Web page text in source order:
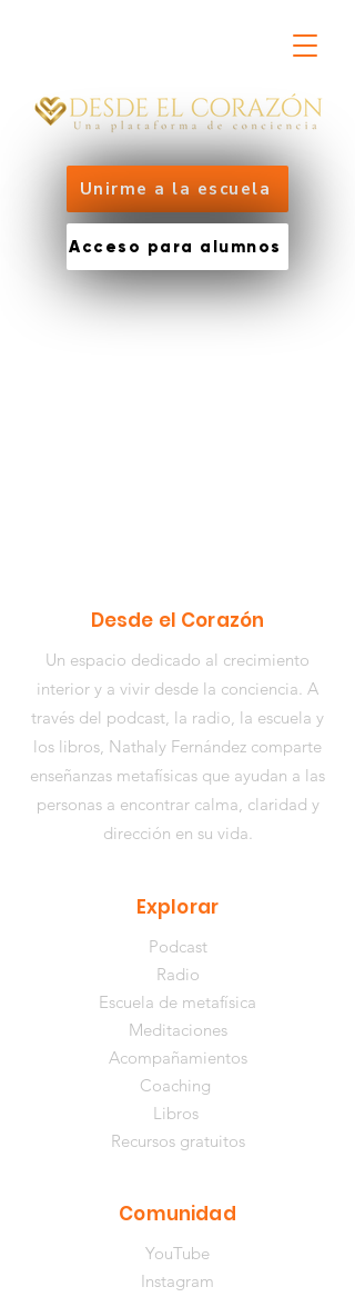
Unirme a la escuela
Acceso para alumnos
Desde el Corazón
Un espacio dedicado al crecimiento
interior y a vivir desde la conciencia. A
través del podcast, la radio, la escuela y
los libros, Nathaly Fernández comparte
enseñanzas metafísicas que ayudan a las
personas a encontrar calma, claridad y
dirección en su vida.
Explorar
Podcast
Radio
Escuela de metafísica
Meditaciones
Acompañamientos
Coaching
Libros
Recursos gratuitos
Comunidad
YouTube
Instagram